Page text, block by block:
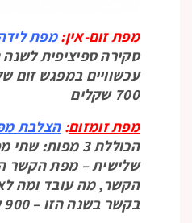
מפת זום-אין:מפת
סקירה ספיציפית לשנה
עכשוויים במפגש זום
700 שקלים
מפת זומזום:הצלבת
הכוללת 3 מפות:
שלישית – מפת הקשר
הקשר, מה עובד ומה
בקשר בשנה הזו – 900 שקלים